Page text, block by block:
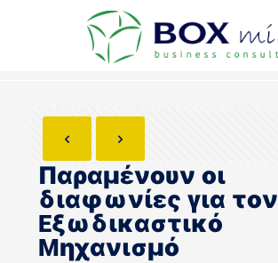
Παραμένουν οι
διαφωνίες για τον
Eξωδικαστικό
Mηχανισμό